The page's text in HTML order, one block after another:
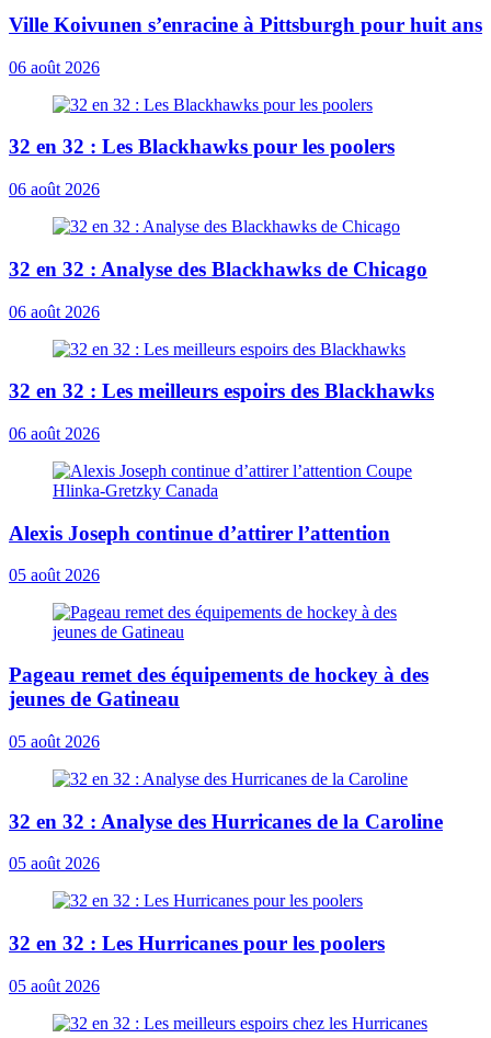
Ville Koivunen s’enracine à Pittsburgh pour huit ans
06 août 2026
32 en 32 : Les Blackhawks pour les poolers
06 août 2026
32 en 32 : Analyse des Blackhawks de Chicago
06 août 2026
32 en 32 : Les meilleurs espoirs des Blackhawks
06 août 2026
Alexis Joseph continue d’attirer l’attention
05 août 2026
Pageau remet des équipements de hockey à des
jeunes de Gatineau
05 août 2026
32 en 32 : Analyse des Hurricanes de la Caroline
05 août 2026
32 en 32 : Les Hurricanes pour les poolers
05 août 2026